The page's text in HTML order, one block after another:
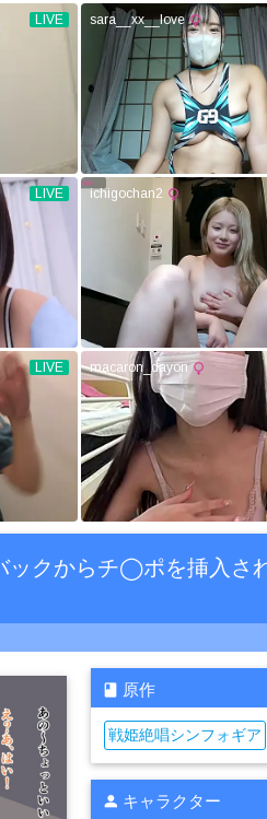
ックからチ◯ポを挿入さ
原作
戦姫絶唱シンフォギア
キャラクター